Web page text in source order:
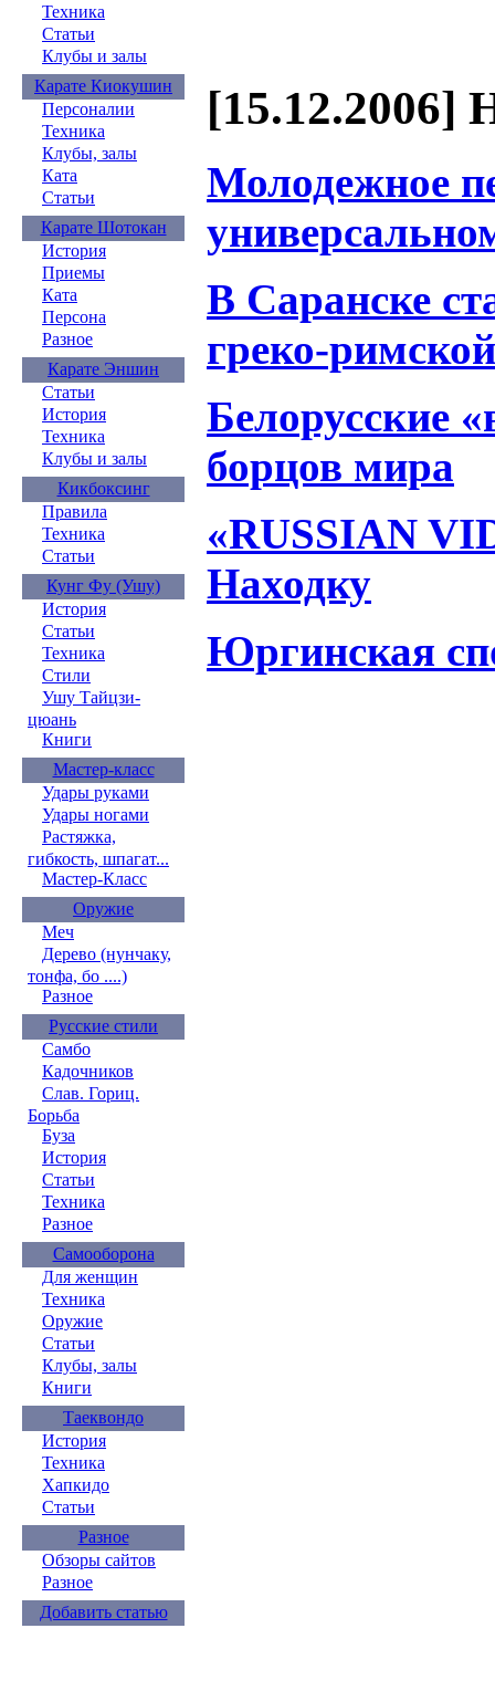
Техника
Статьи
Клубы и залы
Карате Киокушин
Персоналии
Техника
Клубы, залы
Ката
Статьи
Карате Шотокан
История
Приемы
Ката
Персона
Разное
Карате Эншин
Статьи
История
Техника
Клубы и залы
Кикбоксинг
Правила
Техника
Статьи
Кунг Фу (Ушу)
История
Статьи
Техника
Стили
Ушу Тайцзи-
цюань
Книги
Мастер-класс
Удары руками
Удары ногами
Растяжка,
гибкость, шпагат...
Мастер-Класс
Оружие
Меч
Дерево (нунчаку,
тонфа, бо ....)
Разное
Русские стили
Самбо
Кадочников
Слав. Гориц.
Борьба
Буза
История
Статьи
Техника
Разное
Самооборона
Для женщин
Техника
Оружие
Статьи
Клубы, залы
Книги
Таеквондо
История
Техника
Хапкидо
Статьи
Разное
Обзоры сайтов
Разное
Добавить статью
[15.12.2006]
Молодежное
В Саранске
греко-
Белорусские
борцов мира
«RUSSIAN
Находку
Юргинская